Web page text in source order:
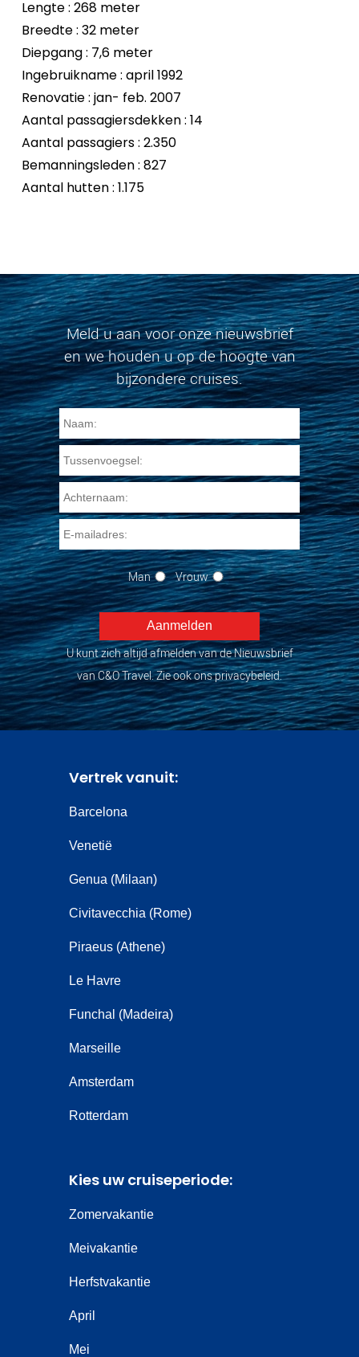
Lengte : 268 meter
Breedte : 32 meter
Diepgang : 7,6 meter
Ingebruikname : april 1992
Renovatie : jan- feb. 2007
Aantal passagiersdekken : 14
Aantal passagiers : 2.350
Bemanningsleden : 827
Aantal hutten : 1.175
Meld u aan voor onze nieuwsbrief
en we houden u op de hoogte van
bijzondere cruises.
Man Vrouw
U kunt zich altijd afmelden van de Nieuwsbrief
van C&O Travel. Zie ook ons privacybeleid.
Vertrek vanuit:
Barcelona
Venetië
Genua (Milaan)
Civitavecchia (Rome)
Piraeus (Athene)
Le Havre
Funchal (Madeira)
Marseille
Amsterdam
Rotterdam
Kies uw cruiseperiode:
Zomervakantie
Meivakantie
Herfstvakantie
April
Mei